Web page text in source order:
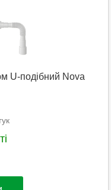
U-подібний Nova